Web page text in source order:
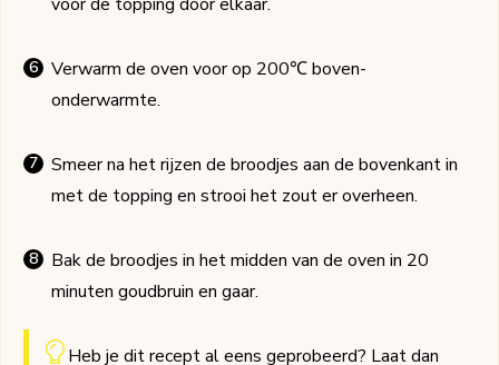
Verwarm de oven voor op 200℃ boven-
onderwarmte.
Smeer na het rijzen de broodjes aan de bovenkant in
met de topping en strooi het zout er overheen.
Bak de broodjes in het midden van de oven in 20
minuten goudbruin en gaar.
Heb je dit recept al eens geprobeerd? Laat dan